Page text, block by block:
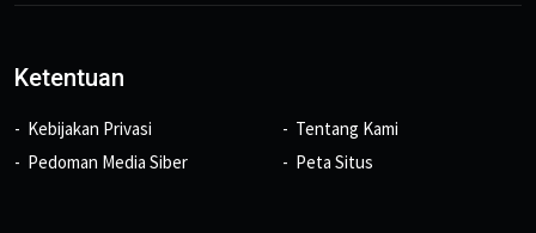
Ketentuan
Kebijakan Privasi
Pedoman Media Siber
Tentang Kami
Peta Situs